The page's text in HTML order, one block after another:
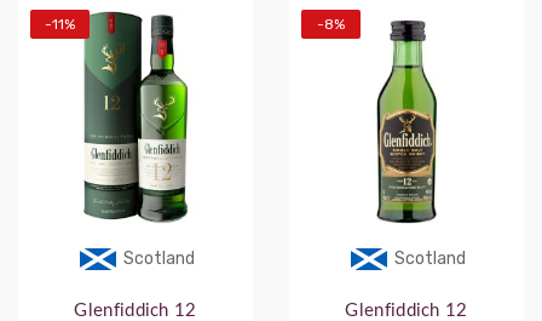
Scotland
-11%
Glenfiddich 12
Scotland
-8%
Glenfiddich 12